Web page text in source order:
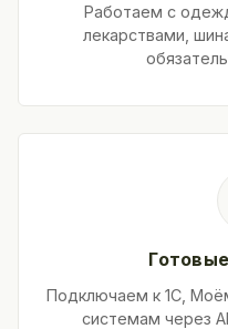
Работаем с
лекарствами,
Подключаем к 1С,
системам через